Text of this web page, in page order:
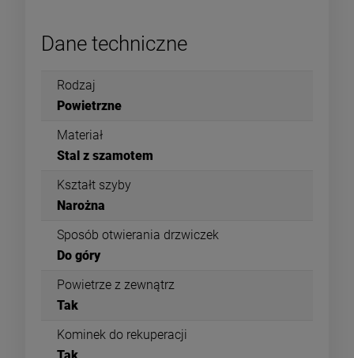
Dane techniczne
Rodzaj
Powietrzne
Materiał
Stal z szamotem
Kształt szyby
Narożna
Sposób otwierania drzwiczek
Do góry
Powietrze z zewnątrz
Tak
Kominek do rekuperacji